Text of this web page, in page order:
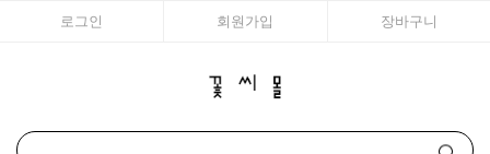
로그인 회원가입 장바구니